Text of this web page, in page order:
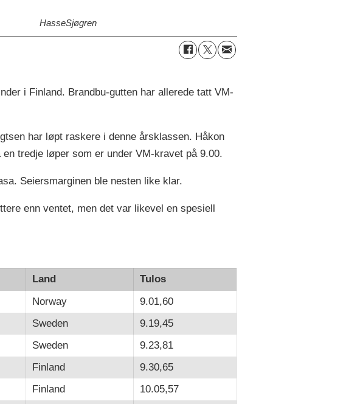
HasseSjøgren
i Finland. Brandbu-gutten har allerede tatt VM-
har løpt raskere i denne årsklassen. Håkon
tredje løper som er under VM-kravet på 9.00.
Seiersmarginen ble nesten like klar.
enn ventet, men det var likevel en spesiell
Land
Tulos
Norway
9.01,60
Sweden
9.19,45
Sweden
9.23,81
Finland
9.30,65
Finland
10.05,57